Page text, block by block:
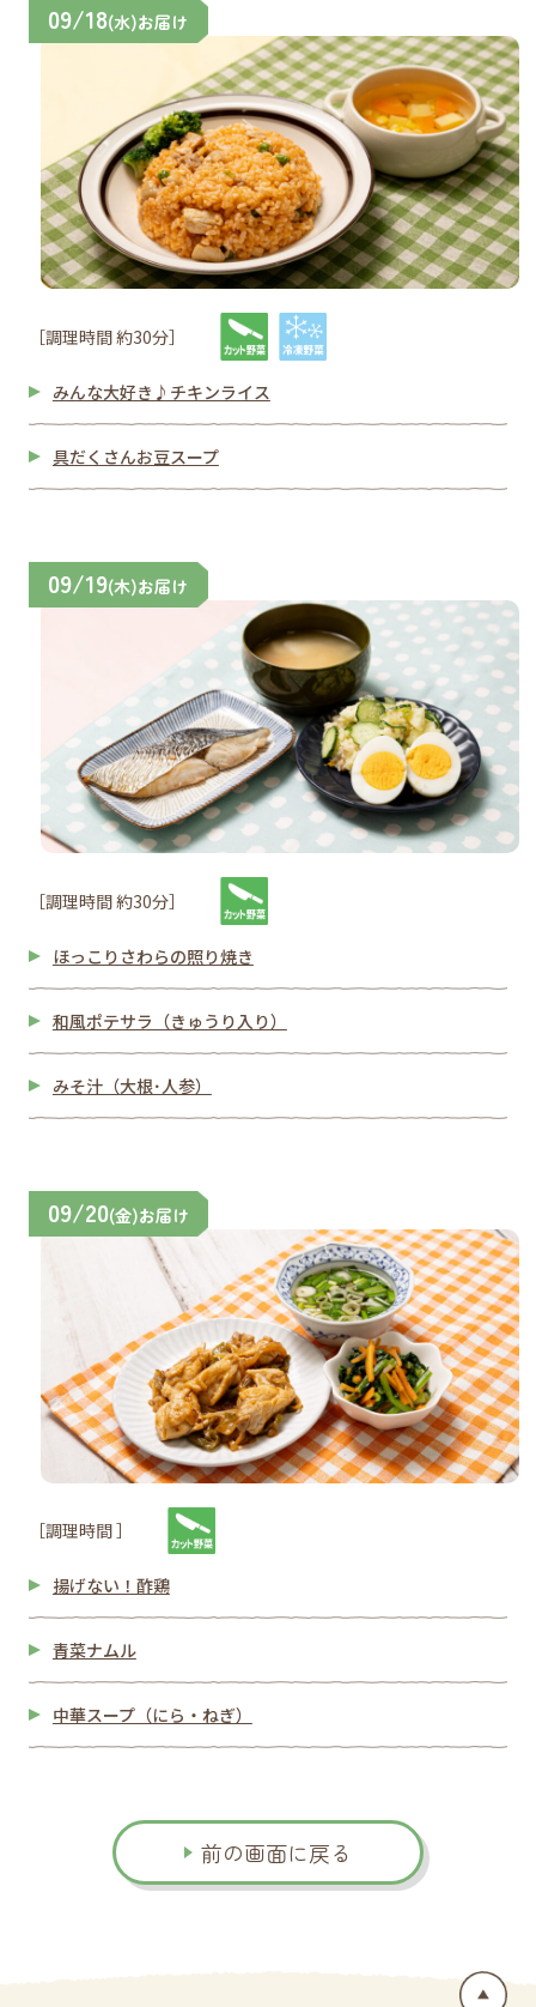
09/18(水)お届け
［調理時間 約30分］
みんな大好き♪チキンライス
具だくさんお豆スープ
09/19(木)お届け
［調理時間 約30分］
ほっこりさわらの照り焼き
和風ポテサラ（きゅうり入り）
みそ汁（大根･人参）
09/20(金)お届け
［調理時間 ］
揚げない！酢鶏
青菜ナムル
中華スープ（にら・ねぎ）
前の画面に戻る